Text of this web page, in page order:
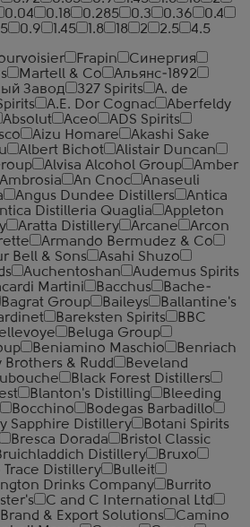
0.04 0.18 0.285 0.3 0.36
0.4
0.9 1.45 1.8 18 2 2.5
4.5
Frapin
Синергия
Martell & Co
Альянс-1892
Завод
327 Spirits
A. de
A.E. Dor Cognac
Aberfeldy
Absolut Aceo
ADS Spirits
Aizu Homare
Akashi Sake
Albert Bichot
Alistair Duncan
Alvisa Alcohol Group
Amber
Ambrosia An Cnoc
Anaseuli
Angus Dundee Distillers
Antica
Distilleria Quaglia
Appleton
Aratta Distillery Arcane
Arcon
Armando Bermudez & Co
Bell & Sons
Asahi Shuzo
Auchentoshan
Audemus Spirits
Martini Bacchus
Bache-
Bagrat Group Baileys
Ballantine's
Bareksten Spirits
BBC
Beluga Group
Beniamino Maschio
Benriach
Brothers & Rudd
Beveland
Black Forest Distillers
Blanton's Distilling
Bleeding
Bocchino
Bodegas Barbadillo
Sapphire Distillery
Botani Spirits
Bresca Dorada
Bristol Classic
Distillery
Bruxo
Trace Distillery
Bulleit
Drinks Company
Burrito
C and C International Ltd
& Export Solutions
Camino